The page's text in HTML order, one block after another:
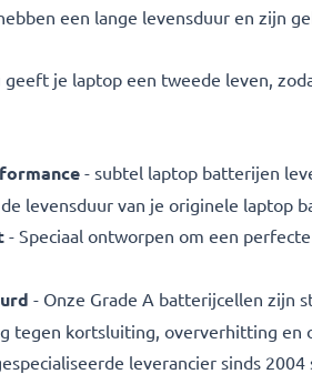
een lange levensduur en zijn
geeft je laptop een tweede leven,
- subtel laptop batterijen
levensduur van je originele laptop
- Speciaal ontworpen om een
- Onze Grade A batterijcellen zijn
tegen kortsluiting, oververhitting en
leverancier sinds